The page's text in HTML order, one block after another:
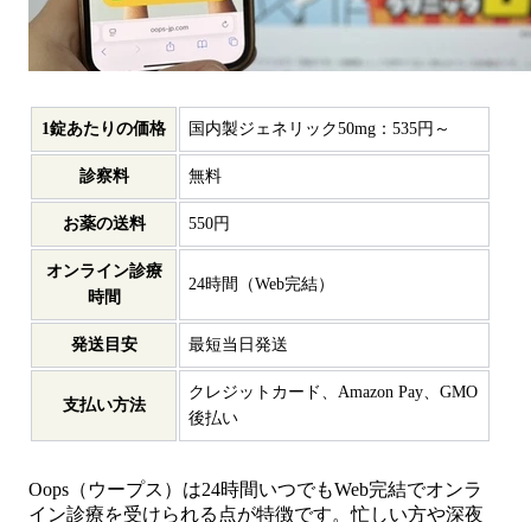
1錠あたりの価格 国内製ジェネリック50mg：535円～
診察料 無料
お薬の送料 550円
オンライン診療
時間
24時間（Web完結）
発送目安 最短当日発送
支払い方法
クレジットカード、Amazon Pay、GMO
後払い
Oops（ウープス）は24時間いつでもWeb完結でオンラ
イン診療を受けられる点が特徴です。忙しい方や深夜